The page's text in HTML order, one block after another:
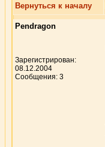
Вернуться к началу
Pendragon
Зарегистрирован:
08.12.2004
Сообщения: 3